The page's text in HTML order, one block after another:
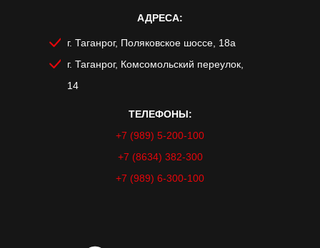
АДРЕСА:
г. Таганрог, Поляковское шоссе, 18a
г. Таганрог, Комсомольский переулок,
14
ТЕЛЕФОНЫ:
+7 (989) 5-200-100
+7 (8634) 382-300
+7 (989) 6-300-100